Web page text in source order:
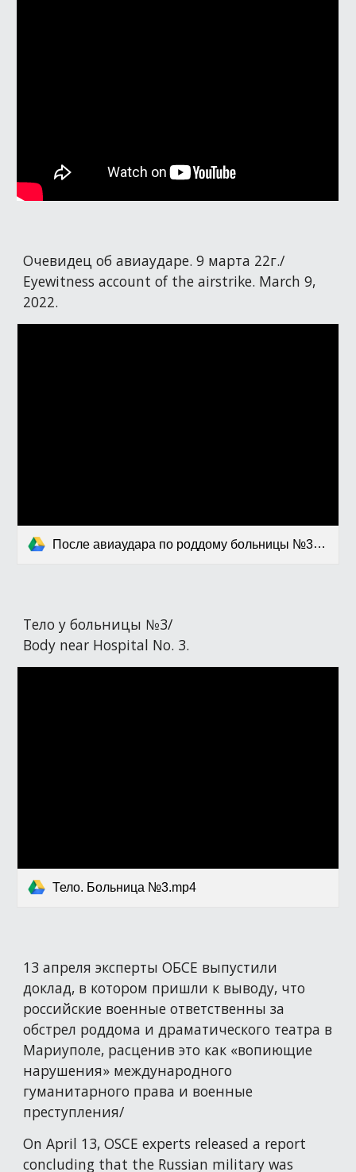
Очевидец об авиаударе. 9 марта 22г./
Eyewitness account of the airstrike. March 9,
2022.
После авиаудара по роддому больницы №3, 9 марта 22г..mp4
Тело у больницы №3/
Body near Hospital No. 3.
Тело. Больница №3.mp4
13 апреля эксперты ОБСЕ выпустили
доклад, в котором пришли к выводу, что
российские военные ответственны за
обстрел роддома и драматического театра в
Мариуполе, расценив это как «вопиющие
нарушения» международного
гуманитарного права и военные
преступления/
On April 13, OSCE experts released a report
concluding that the Russian military was